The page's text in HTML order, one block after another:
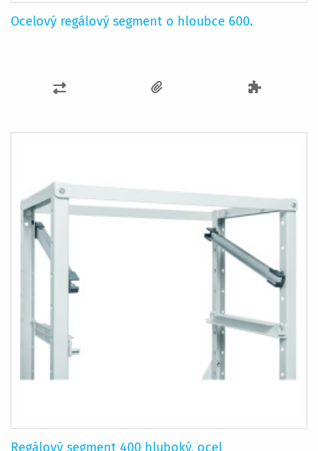
Ocelový regálový segment o hloubce 600.
PŘIDAT
POROVNÁNÍ
Regálový segment 400 hluboký, ocel